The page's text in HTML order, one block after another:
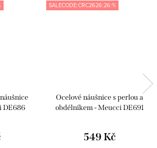
DE686
SALECODE:CRC2626:26:%
Ocelové náušnice s perlou a
obdélníkem - Meucci DE691
549 Kč